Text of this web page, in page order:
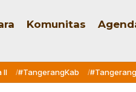
Komunitas
II #TangerangKab